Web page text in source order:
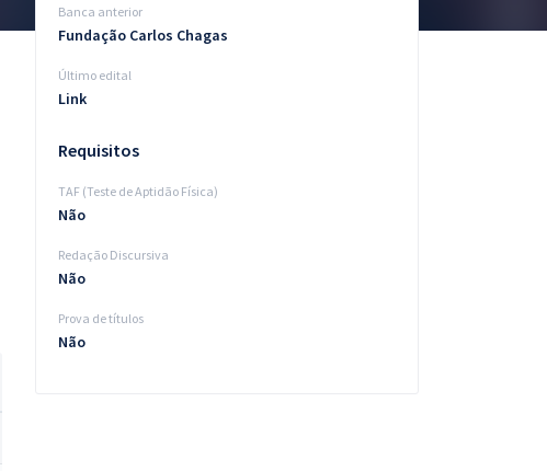
Banca anterior
Fundação Carlos Chagas
Último edital
Link
Requisitos
TAF (Teste de Aptidão Física)
Não
Redação Discursiva
Não
Prova de títulos
Não